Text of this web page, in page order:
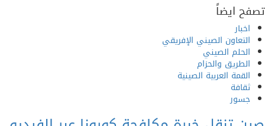
ايضاً
الصيني الإفريقي
الصيني
والحزام
العربية الصينية